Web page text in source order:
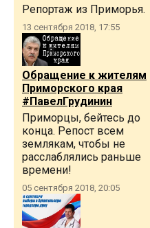
Репортаж из Приморья.
13 сентября 2018, 17:55
Обращение к жителям
Приморского края
#ПавелГрудинин
Приморцы, бейтесь до
конца. Репост всем
землякам, чтобы не
расслаблялись раньше
времени!
05 сентября 2018, 20:05